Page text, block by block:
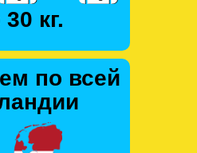
кг.
по всей